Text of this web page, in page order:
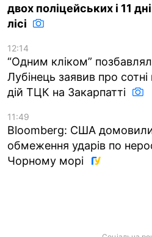
двох поліцейських і 11
лісі
12:14
“Одним кліком”
Лубінець заявив про
дій ТЦК на Закарпатті
11:49
Bloomberg: США
обмеження ударів по
Чорному морі